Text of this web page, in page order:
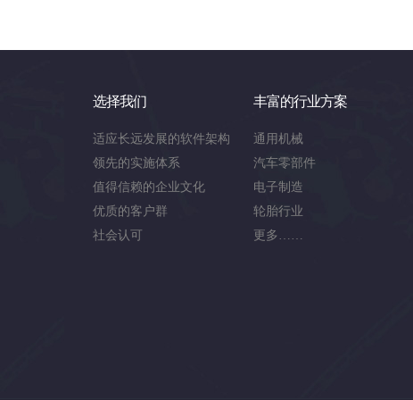
选择我们
适应长远发展的软件架构
领先的实施体系
值得信赖的企业文化
优质的客户群
社会认可
丰富的行业方案
通用机械
汽车零部件
电子制造
轮胎行业
更多……